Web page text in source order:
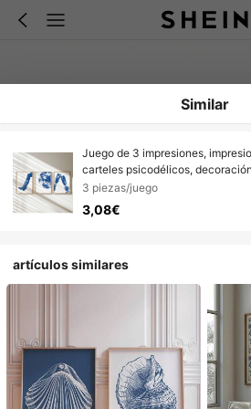
Similar
Juego de 3 impresiones,
carteles psicodélicos,
de pared con estilo preppy,
impresiones de arte de pared
estar. Marco opcional.
3 piezas/juego
3,08€
artículos similares